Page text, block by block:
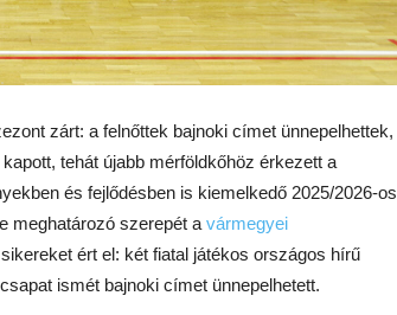
zárt: a felnőttek bajnoki címet ünnepelhettek,
tehát újabb mérföldkőhöz érkezett a
és fejlődésben is kiemelkedő 2025/2026-os
meghatározó szerepét a vármegyei
ért el: két fiatal játékos országos hírű
ismét bajnoki címet ünnepelhetett.